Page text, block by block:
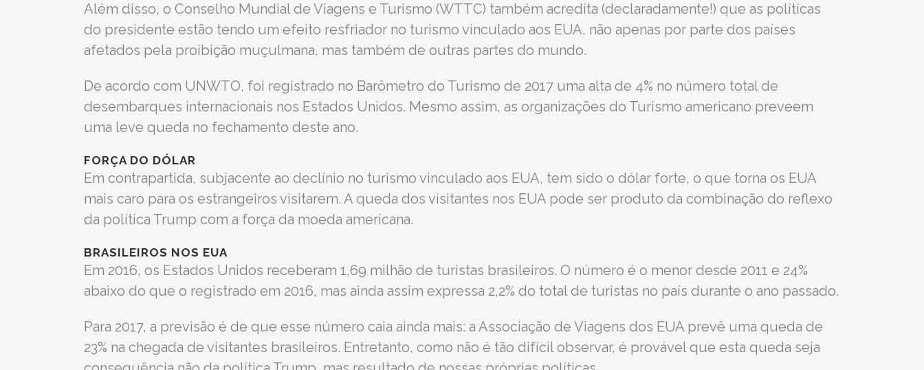
Além disso, o Conselho Mundial de Viagens e Turismo (WTTC) também acredita (declaradamente!) que as políticas
do presidente estão tendo um efeito resfriador no turismo vinculado aos EUA, não apenas por parte dos países
afetados pela proibição muçulmana, mas também de outras partes do mundo.
De acordo com UNWTO, foi registrado no Barômetro do Turismo de 2017 uma alta de 4% no número total de
desembarques internacionais nos Estados Unidos. Mesmo assim, as organizações do Turismo americano preveem
uma leve queda no fechamento deste ano.
FORÇA DO DÓLAR
Em contrapartida, subjacente ao declínio no turismo vinculado aos EUA, tem sido o dólar forte, o que torna os EUA
mais caro para os estrangeiros visitarem. A queda dos visitantes nos EUA pode ser produto da combinação do reflexo
da política Trump com a força da moeda americana.
BRASILEIROS NOS EUA
Em 2016, os Estados Unidos receberam 1,69 milhão de turistas brasileiros. O número é o menor desde 2011 e 24%
abaixo do que o registrado em 2016, mas ainda assim expressa 2,2% do total de turistas no país durante o ano passado.
Para 2017, a previsão é de que esse número caia ainda mais: a Associação de Viagens dos EUA prevê uma queda de
23% na chegada de visitantes brasileiros. Entretanto, como não é tão difícil observar, é provável que esta queda seja